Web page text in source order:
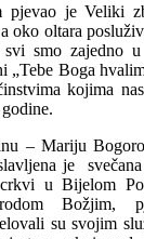
pjevao je Veliki
oko oltara
smo zajedno u
„Tebe Boga
kojima
– Mariju
je
u Bijelom
Božjim,
su svojim